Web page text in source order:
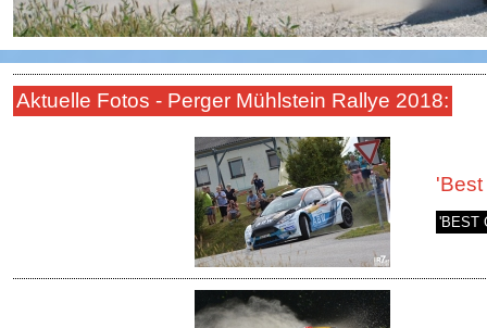
Aktuelle Fotos - Perger Mühlstein Rallye 2018:
'BEST